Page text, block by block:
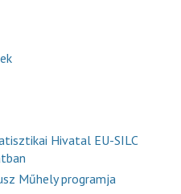
Hivatal EU-SILC
Műhely programja